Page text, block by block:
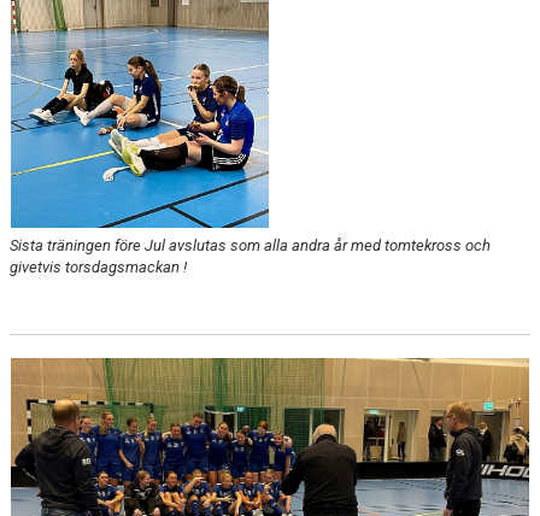
Sista träningen före Jul avslutas som alla andra år med tomtekross och
givetvis torsdagsmackan !